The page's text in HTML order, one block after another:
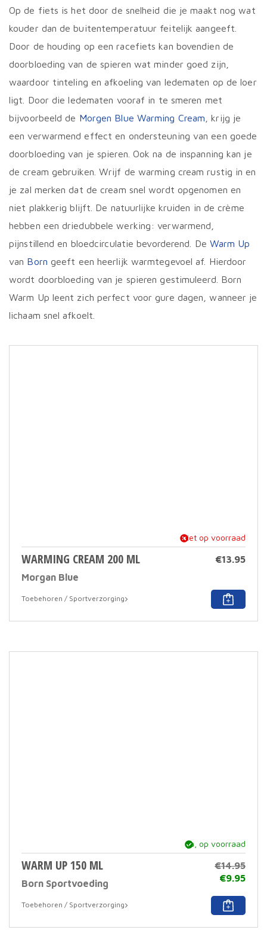
Op de fiets is het door de snelheid die je maakt nog wat
kouder dan de buitentemperatuur feitelijk aangeeft.
Door de houding op een racefiets kan bovendien de
doorbloeding van de spieren wat minder goed zijn,
waardoor tinteling en afkoeling van ledematen op de loer
ligt. Door die ledematen vooraf in te smeren met
bijvoorbeeld de Morgen Blue Warming Cream , krijg je
een verwarmend effect en ondersteuning van een goede
doorbloeding van je spieren. Ook na de inspanning kan je
de cream gebruiken. Wrijf de warming cream rustig in en
je zal merken dat de cream snel wordt opgenomen en
niet plakkerig blijft. De natuurlijke kruiden in de crème
hebben een driedubbele werking: verwarmend,
pijnstillend en bloedcirculatie bevorderend. De Warm Up
van Born geeft een heerlijk warmtegevoel af. Hierdoor
wordt doorbloeding van je spieren gestimuleerd. Born
Warm Up leent zich perfect voor gure dagen, wanneer je
lichaam snel afkoelt.
niet op voorraad
WARMING CREAM 200 ML
Morgan Blue
€13.95
Toebehoren / Sportverzorging
ja, op voorraad
WARM UP 150 ML
Born Sportvoeding
€14.95
€9.95
is:
Toebehoren / Sportverzorging